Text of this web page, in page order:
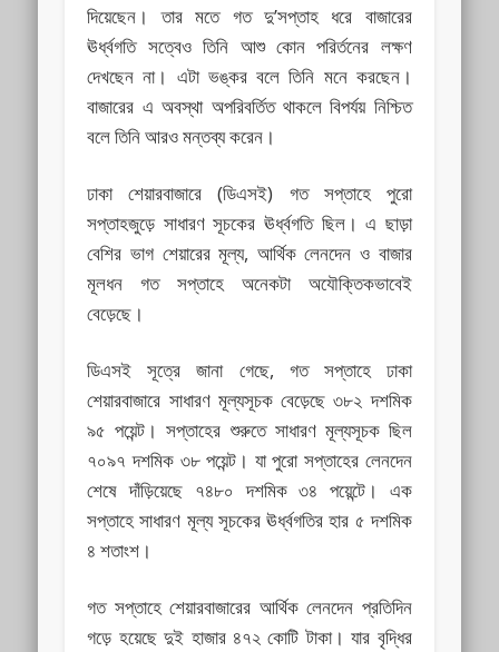
দিয়েছেন। তার মতে গত দু’সপ্তাহ ধরে বাজারের
ঊর্ধ্বগতি সত্বেও তিনি আশু কোন পরির্তনের লক্ষণ
দেখছেন না। এটা ভঙ্কর বলে তিনি মনে করছেন।
বাজারের এ অবস্থা অপরিবর্তিত থাকলে বিপর্যয় নিশ্চিত
বলে তিনি আরও মন্তব্য করেন।
ঢাকা শেয়ারবাজারে (ডিএসই) গত সপ্তাহে পুরো
সপ্তাহজুড়ে সাধারণ সূচকের ঊর্ধ্বগতি ছিল। এ ছাড়া
বেশির ভাগ শেয়ারের মূল্য, আর্থিক লেনদেন ও বাজার
মূলধন গত সপ্তাহে অনেকটা অযৌক্তিকভাবেই
বেড়েছে।
ডিএসই সূত্রে জানা গেছে, গত সপ্তাহে ঢাকা
শেয়ারবাজারে সাধারণ মূল্যসূচক বেড়েছে ৩৮২ দশমিক
৯৫ পয়েন্ট। সপ্তাহের শুরুতে সাধারণ মূল্যসূচক ছিল
৭০৯৭ দশমিক ৩৮ পয়েন্ট। যা পুরো সপ্তাহের লেনদেন
শেষে দাঁড়িয়েছে ৭৪৮০ দশমিক ৩৪ পয়েন্টে। এক
সপ্তাহে সাধারণ মূল্য সূচকের ঊর্ধ্বগতির হার ৫ দশমিক
৪ শতাংশ।
গত সপ্তাহে শেয়ারবাজারের আর্থিক লেনদেন প্রতিদিন
গড়ে হয়েছে দুই হাজার ৪৭২ কোটি টাকা। যার বৃদ্ধির